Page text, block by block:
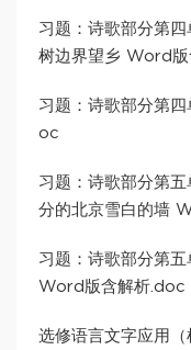
习题：诗歌部分第
树边界望乡 Word
习题：诗歌部分第
oc
习题：诗歌部分第
分的北京雪白的墙
习题：诗歌部分第
Word版含解析.doc
选修语言文字应用